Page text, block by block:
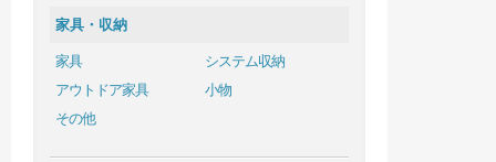
家具・収納
家具
システム収納
アウトドア家具
小物
その他